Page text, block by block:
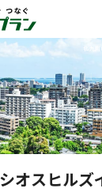
北九
オスヒルズ